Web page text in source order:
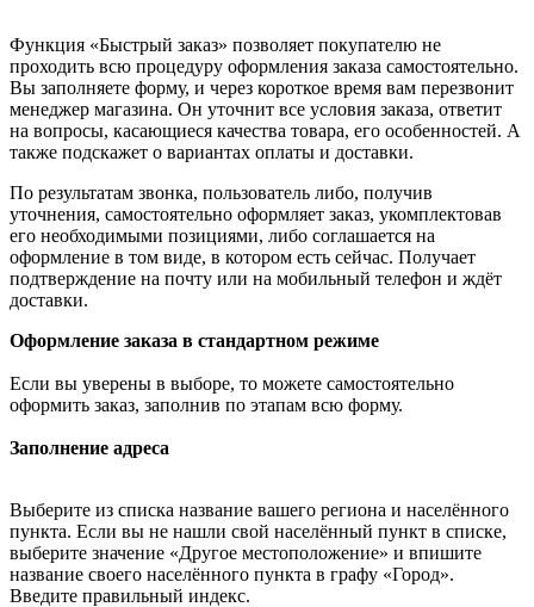
Функция «Быстрый заказ» позволяет покупателю не
проходить всю процедуру оформления заказа самостоятельно.
Вы заполняете форму, и через короткое время вам перезвонит
менеджер магазина. Он уточнит все условия заказа, ответит
на вопросы, касающиеся качества товара, его особенностей. А
также подскажет о вариантах оплаты и доставки.
По результатам звонка, пользователь либо, получив
уточнения, самостоятельно оформляет заказ, укомплектовав
его необходимыми позициями, либо соглашается на
оформление в том виде, в котором есть сейчас. Получает
подтверждение на почту или на мобильный телефон и ждёт
доставки.
Оформление заказа в стандартном режиме
Если вы уверены в выборе, то можете самостоятельно
оформить заказ, заполнив по этапам всю форму.
Заполнение адреса
Выберите из списка название вашего региона и населённого
пункта. Если вы не нашли свой населённый пункт в списке,
выберите значение «Другое местоположение» и впишите
название своего населённого пункта в графу «Город».
Введите правильный индекс.